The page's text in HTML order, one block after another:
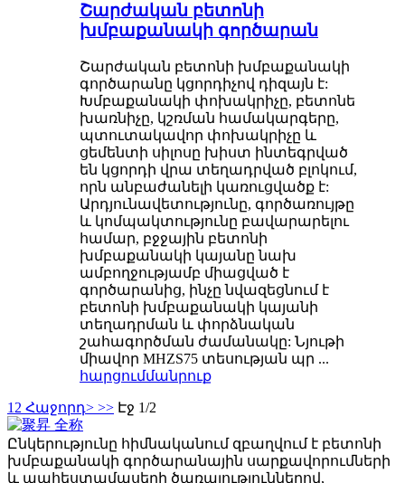
Շարժական բետոնի
խմբաքանակի գործարան
Շարժական բետոնի խմբաքանակի
գործարանը կցորդիչով դիզայն է:
Խմբաքանակի փոխակրիչը, բետոնե
խառնիչը, կշռման համակարգերը,
պտուտակավոր փոխակրիչը և
ցեմենտի սիլոսը խիստ ինտեգրված
են կցորդի վրա տեղադրված բլոկում,
որն անբաժանելի կառուցվածք է:
Արդյունավետությունը, գործառույթը
և կոմպակտությունը բավարարելու
համար, բջջային բետոնի
խմբաքանակի կայանը նախ
ամբողջությամբ միացված է
գործարանից, ինչը նվազեցնում է
բետոնի խմբաքանակի կայանի
տեղադրման և փորձնական
շահագործման ժամանակը: Նյութի
միավոր MHZS75 տեսության պր ...
հարցումմանրուք
1 2 Հաջորդ> >> Էջ 1/2
Ընկերությունը հիմնականում զբաղվում է բետոնի
խմբաքանակի գործարանային սարքավորումների
և պահեստամասերի ծառայություններով,